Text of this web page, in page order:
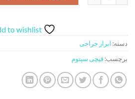
to wishlist
دسته: ابزار جراحی
برچسب:قیچی سپتوم